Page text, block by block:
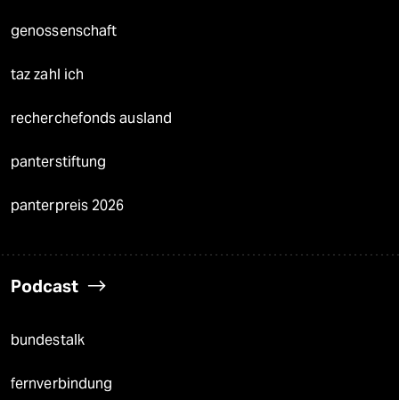
genossenschaft
taz zahl ich
recherchefonds ausland
panterstiftung
panterpreis 2026
Podcast
bundestalk
fernverbindung